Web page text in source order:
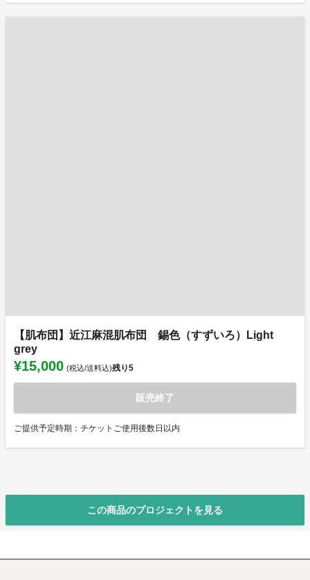
【肌布団】近江麻混肌布団 錫色（すずいろ）Light
grey
¥15,000 (税込/送料込)残り5
販売終了
ご提供予定時期：チケットご使用後数日以内
この商品のプロジェクトを見る